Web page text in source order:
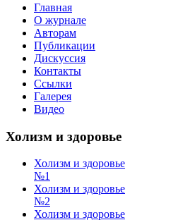
Главная
О журнале
Авторам
Публикации
Дискуссия
Контакты
Ссылки
Галерея
Видео
Холизм и здоровье
Холизм и здоровье
№1
Холизм и здоровье
№2
Холизм и здоровье